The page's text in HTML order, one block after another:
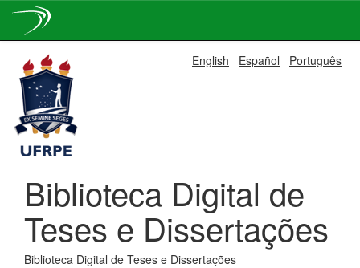
navigation
English Español Português
Biblioteca Digital de
Teses e Dissertações
Biblioteca Digital de Teses e Dissertações